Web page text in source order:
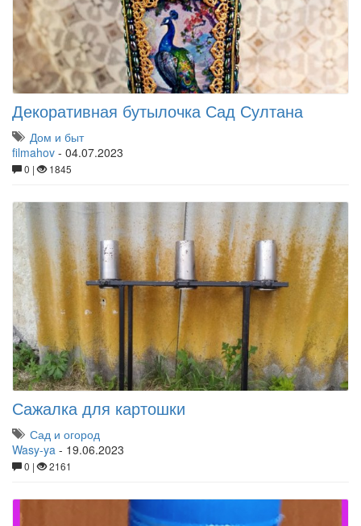
Декоративная бутылочка Сад Султана
Дом и быт
filmahov - 04.07.2023
0 | 1845
Сажалка для картошки
Сад и огород
Wasy-ya - 19.06.2023
0 | 2161